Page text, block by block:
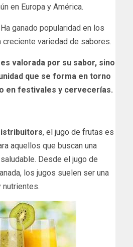
en Europa y América.
Ha ganado popularidad en los
creciente variedad de sabores.
valorada por su sabor, sino
que se forma en torno
en festivales y cervecerías.
, el jugo de frutas es
aquellos que buscan una
Desde el jugo de
los jugos suelen ser una
nutrientes.